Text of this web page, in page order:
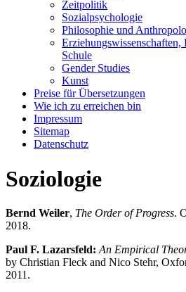
Zeitpolitik
Sozialpsychologie
Philosophie und
Erziehungswissenschaften,
Schule
Gender Studies
Kunst
Preise für Übersetzungen
Wie ich zu erreichen bin
Impressum
Sitemap
Datenschutz
Soziologie
Bernd Weiler, The Order of Progress.
2018.
Paul F. Lazarsfeld: An Empirical
by Christian Fleck and Nico Stehr,
2011.